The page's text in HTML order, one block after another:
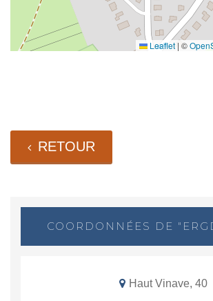
Leaflet | ©
RETOUR
COORDONNÉES DE
Haut Vinave, 40